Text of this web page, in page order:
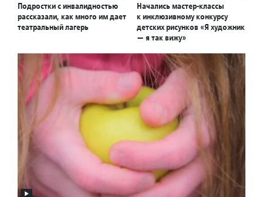
Подростки с инвалидностью
рассказали, как много им дает
театральный лагерь
Начались мастер-классы
к инклюзивному конкурсу
детских рисунков «Я художник
— я так вижу»